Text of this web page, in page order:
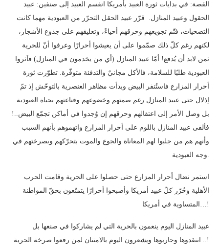
القصة: في بدايات ثورة العبيد بأمريكا انقسم العبيد إلى صنفين: عبيد
الحقول وعبيد المنازل. قرّر عبيد الحقل التحرّر من العبودية مهما كانت
التضحيات، فتّم تجويعهم وحرقهم أحياءً، وتعليقهم على جذوع الأشجار،
لكنهم رغم كلّ ذلك صمّموا على أن يعيشوا أحرارًا وعرفوا أنّ للحرية
ثمن لابد أن يُدفع! أمّا عبيد المنازل (أي من يخدمون في المنازل) فآثروا
العبودية طلبًا للسلامة، فالأكل مجانيٌ والتدفئة متوفّرة. تطوّرت ثورة
أحرار المزارع فاستُنفر البيض وبدأت مظاهر العنصرية بالتوحّش إذ تمّ
إذلال حتى عبيد المنازل رغم صمتهم وخضوعهم وقناعتهم بحياة العبودية
بل وصل الأمر إلى اعتقالهم وحرقهم إن وُجدوا في أماكن تجمّع البيض..!
فألقى عبيد المنازل باللوم على أحرار المزارع واتهموهم بأنهم السبب
وأنهم هم من جلبوا لهم المعاناة والجوع والموت بتحرّكهم وبصرختهم في
وجه العبودية.
استمر نضال أحرار المزارع حتى حصلوا على الحرية وقامت الحرب
الأهلية وحُرّر كلّ عبيد أمريكا وأصبحوا أحرارًا يتمتّعون بحقّ المواطنة
المتساوية في أمريكا…!
عبيد المنازل اليوم ينعمون بالحرية التي لم يشاركوا في صنعها بل
انتقدوها وحاربوها ويشعرون اليوم بالامتنان لمن رفعوا صرخة الحرية ..!